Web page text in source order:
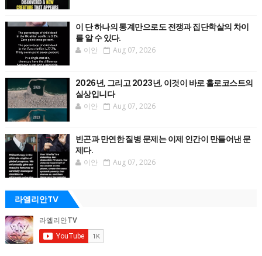
이 단 하나의 통계만으로도 전쟁과 집단학살의 차이
를 알 수 있다.
이안 Aug 07, 2026
2026년, 그리고 2023년, 이것이 바로 홀로코스트의
실상입니다
이안 Aug 07, 2026
빈곤과 만연한 질병 문제는 이제 인간이 만들어낸 문
제다.
이안 Aug 07, 2026
라엘리안TV